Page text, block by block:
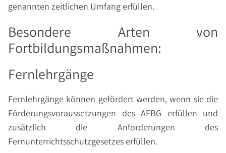
genannten zeitlichen Umfang erfüllen.
Besondere Arten von
Fortbildungsmaßnahmen:
Fernlehrgänge
Fernlehrgänge können gefördert werden, wenn sie die
Förderungsvoraussetzungen des AFBG erfüllen und
zusätzlich die Anforderungen des
Fernunterrichtsschutzgesetzes erfüllen.